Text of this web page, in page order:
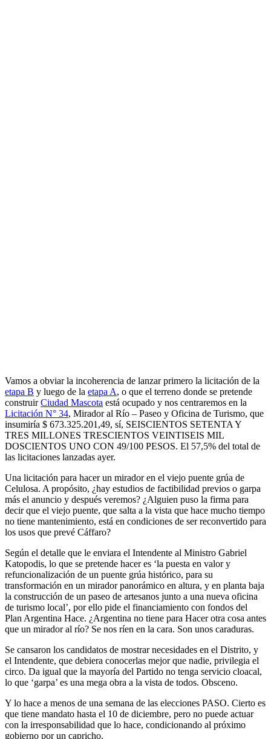
Vamos a obviar la incoherencia de lanzar primero la licitación de la
etapa B y luego de la etapa A, o que el terreno donde se pretende
construirCiudad Mascota está ocupado y nos centraremos en la
Licitación N° 34, Mirador al Río – Paseo y Oficina de Turismo, que
insumiría $ 673.325.201,49, sí, SEISCIENTOS SETENTA Y
TRES MILLONES TRESCIENTOS VEINTISEIS MIL
DOSCIENTOS UNO CON 49/100 PESOS. El 57,5% del total de
las licitaciones lanzadas ayer.
Una licitación para hacer un mirador en el viejo puente grúa de
Celulosa. A propósito, ¿hay estudios de factibilidad previos o garpa
más el anuncio y después veremos? ¿Alguien puso la firma para
decir que el viejo puente, que salta a la vista que hace mucho tiempo
no tiene mantenimiento, está en condiciones de ser reconvertido para
los usos que prevé Cáffaro?
Según el detalle que le enviara el Intendente al Ministro Gabriel
Katopodis, lo que se pretende hacer es ‘la puesta en valor y
refuncionalización de un puente grúa histórico, para su
transformación en un mirador panorámico en altura, y en planta baja
la construcción de un paseo de artesanos junto a una nueva oficina
de turismo local’, por ello pide el financiamiento con fondos del
Plan Argentina Hace. ¿Argentina no tiene para Hacer otra cosa antes
que un mirador al río? Se nos ríen en la cara. Son unos caraduras.
Se cansaron los candidatos de mostrar necesidades en el Distrito, y
el Intendente, que debiera conocerlas mejor que nadie, privilegia el
circo. Da igual que la mayoría del Partido no tenga servicio cloacal,
lo que ‘garpa’ es una mega obra a la vista de todos. Obsceno.
Y lo hace a menos de una semana de las elecciones PASO. Cierto es
que tiene mandato hasta el 10 de diciembre, pero no puede actuar
con la irresponsabilidad que lo hace, condicionando al próximo
gobierno por un capricho.